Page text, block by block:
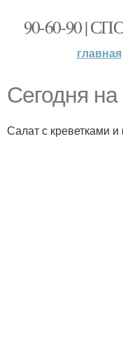
90-60-90 |
главная
Сегодня
Салат с креветками и